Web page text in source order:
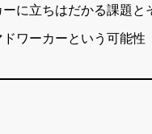
ーに立ちはだかる課題と
ドワーカーという可能性